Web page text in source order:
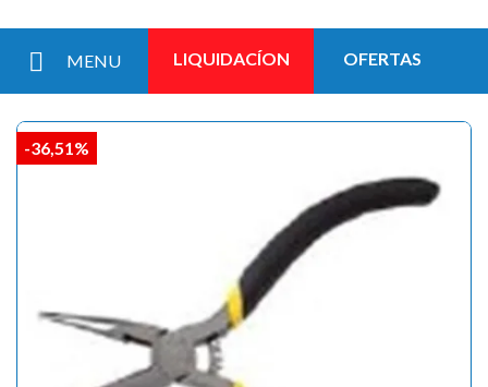
MENU LIQUIDACÍON OFERTAS
-36,51%